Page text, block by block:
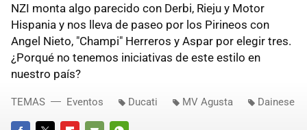
NZI monta algo parecido con Derbi, Rieju y Motor
Hispania y nos lleva de paseo por los Pirineos con
Angel Nieto, "Champi" Herreros y Aspar por elegir tres.
¿Porqué no tenemos iniciativas de este estilo en
nuestro país?
TEMAS Eventos Ducati MV Agusta Dainese